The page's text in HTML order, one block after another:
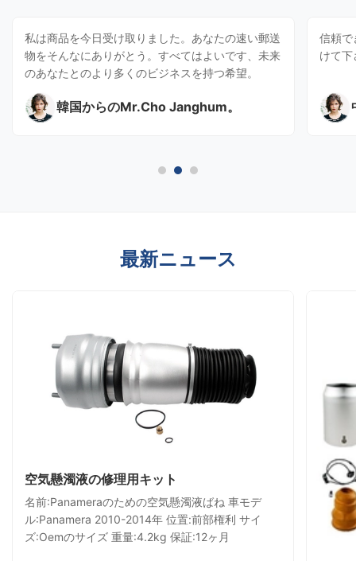
私は商品を今日受け取りました。あなたの速い郵送
物をそんなにありがとう。すべてはよいです、未来
のあなたとのより多くのビジネスを持つ希望。
韓国からのMr.Cho Janghum。
信頼で
けて下
最新ニュース
空気懸濁液の修理用キット
名前:Panameraのための空気懸濁液ばね 車モデ
ル:Panamera 2010-2014年 位置:前部権利 サイ
ズ:Oemのサイズ 重量:4.2kg 保証:12ヶ月